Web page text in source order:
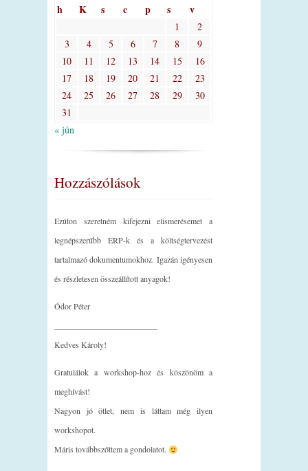
h
K s c p s v
1
2
3
4 5 6 7 8
9
10
11 12 13 14 15
16
17
18 19 20 21 22
23
24
25 26 27 28 29
30
31
« jún
Hozzászólások
Ezúton szeretném kifejezni elismerésemet a
legnépszerűbb ERP-k és a költségtervezést
tartalmazó dokumentumokhoz. Igazán igényesen
és részletesen összeállított anyagok!
Ódor Péter
Kedves Károly!
Gratulálok a workshop-hoz és köszönöm a
meghívást!
Nagyon jó ötlet, nem is láttam még ilyen
workshopot.
Máris továbbszőttem a gondolatot.